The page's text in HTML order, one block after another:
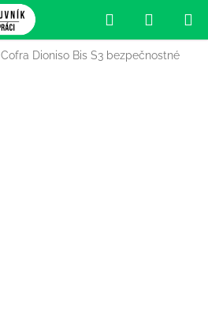
Hľadať
KOŠÍK
Cofra Dioniso Bis S3 bezpečnostné